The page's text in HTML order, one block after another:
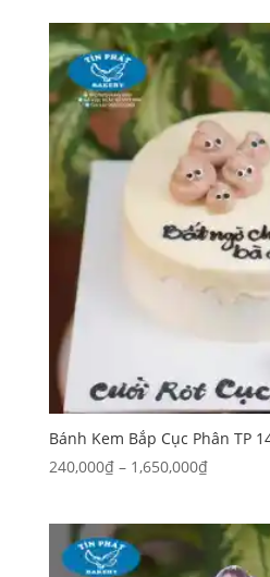
đến
Bánh Kem Bắp Cục Phân TP
240,000₫ – 1,650,000₫Khoảng
đến